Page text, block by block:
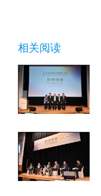
相关阅读